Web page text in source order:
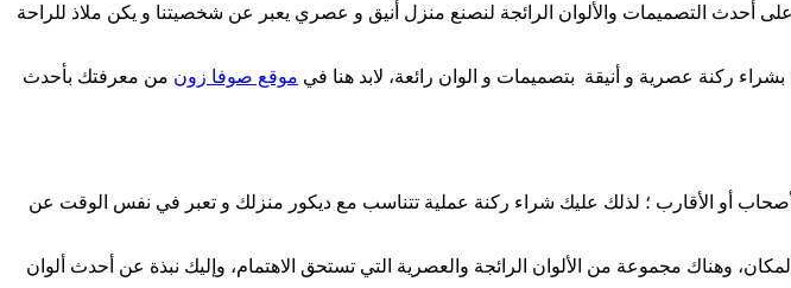
على أحدث التصميمات والألوان الرائجة لنصنع منزل أنيق و عصري يعبر عن شخصيتنا و يكن ملاذ للراحة
ركنة عصرية و أنيقة بتصميمات و الوان رائعة، لابد هنا في موقع صوفا زون من معرفتك بأحدث
أو الأقارب ؛ لذلك عليك شراء ركنة عملية تتناسب مع ديكور منزلك و تعبر في نفس الوقت عن
وهناك مجموعة من الألوان الرائجة والعصرية التي تستحق الاهتمام، وإليك نبذة عن أحدث ألوان